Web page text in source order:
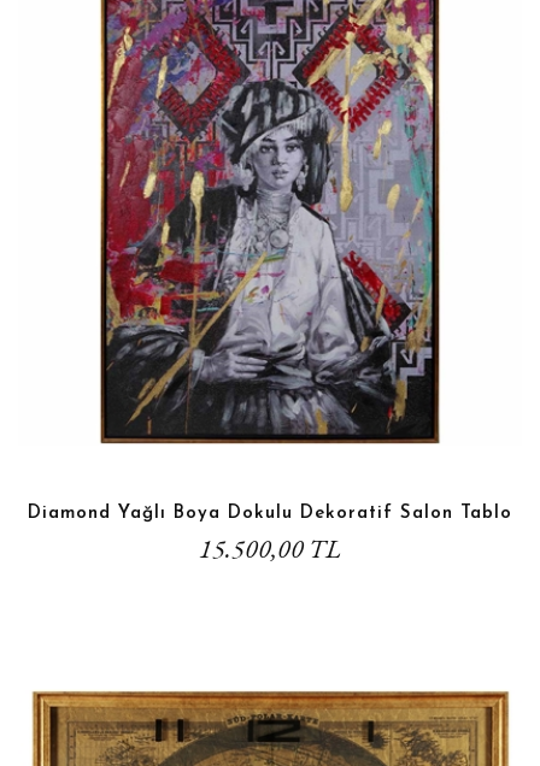
Diamond Yağlı Boya Dokulu Dekoratif Salon Tablo
15.500,00 TL